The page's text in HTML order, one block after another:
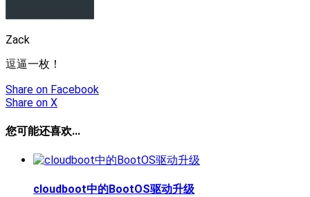
Zack
逗逼一枚！
Share on Facebook
Share on X
您可能还喜欢...
cloudboot中的BootOS驱动升级